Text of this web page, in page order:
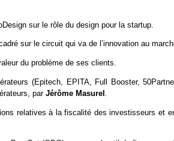
sur le rôle du design pour la startup.
sur le circuit qui va de l’innovation au
du problème de ses clients.
(Epitech, EPITA, Full Booster,
parJérôme Masurel
relatives à la fiscalité des investisseurs et